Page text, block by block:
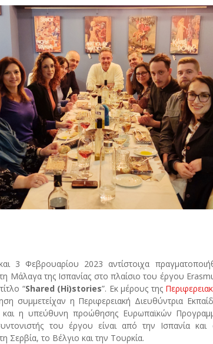
3 Φεβρουαρίου 2023 αντίστοιχα
Μάλαγα της Ισπανίας στο πλαίσιο του έργου
“Shared (Hi)stories”. Εκ μέρους της
συμμετείχαν η Περιφερειακή Διευθύντρια
η υπεύθυνη προώθησης Ευρωπαϊκών
του έργου είναι από την Ισπανία και
Σερβία, το Βέλγιο και την Τουρκία.